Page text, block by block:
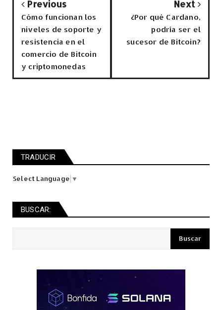
Previous
Cómo funcionan los
niveles de soporte y
resistencia en el
comercio de Bitcoin
y criptomonedas
Next
¿Por qué Cardano,
podría ser el
sucesor de Bitcoin?
TRADUCIR
Select Language ▼
BUSCAR: